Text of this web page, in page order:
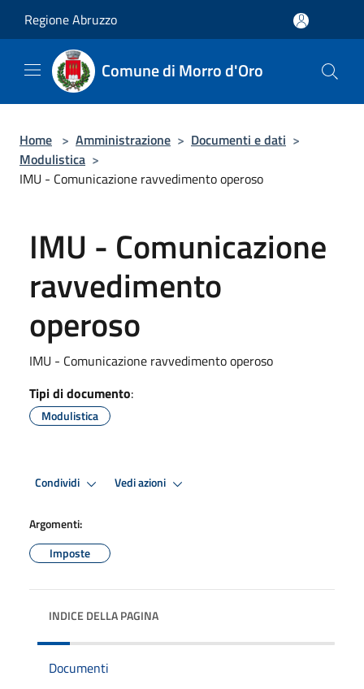
Regione Abruzzo
Comune di Morro d'Oro
Home > Amministrazione > Documenti e dati >
Modulistica >
IMU - Comunicazione ravvedimento operoso
IMU - Comunicazione
ravvedimento
operoso
IMU - Comunicazione ravvedimento operoso
Tipi di documento:
Modulistica
Condividi Vedi azioni
Argomenti:
Imposte
INDICE DELLA PAGINA
Documenti